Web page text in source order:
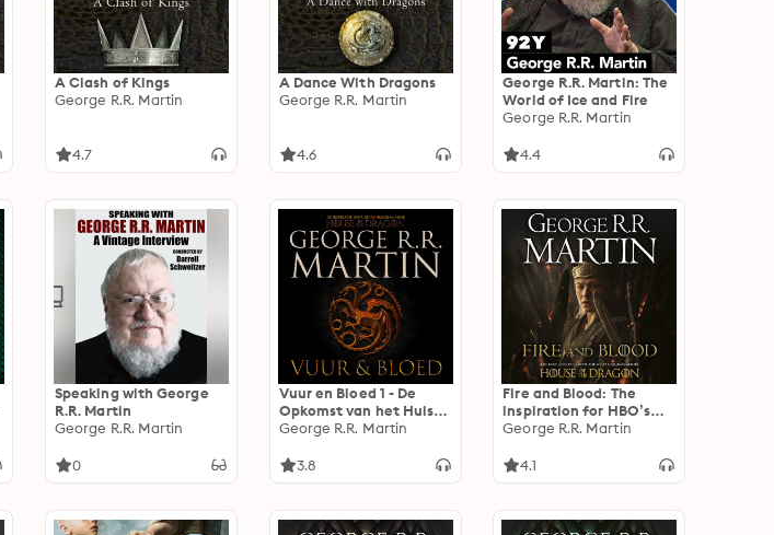
A Clash of Kings
George R.R. Martin
4.7
A Dance With Dragons
George R.R. Martin
4.6
George R.R. Martin: The
World of Ice and Fire
George R.R. Martin
4.4
Speaking with George
R.R. Martin
George R.R. Martin
0
Vuur en Bloed 1 - De
Opkomst van het Huis
Targaryen
George R.R. Martin
3.8
Fire and Blood: The
inspiration for HBO’s
House of the Dragon
George R.R. Martin
4.1